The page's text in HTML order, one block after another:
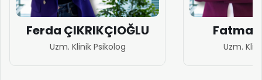
Ferda ÇIKRIKÇIOĞLU
Uzm. Klinik Psikolog
Fatma
Uzm.